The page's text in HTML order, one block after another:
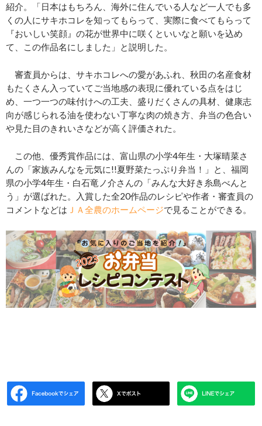
紹介。「日本はもちろん、海外に住んでいる人など一人でも多
くの人にサキホコレを知ってもらって、実際に食べてもらって
『おいしい笑顔』の花が世界中に咲くといいなと願いを込め
て、この作品名にしました」と説明した。
審査員からは、サキホコレへの愛があふれ、秋田の名産食材
もたくさん入っていてご当地感の表現に優れている点をはじ
め、一つ一つの味付けへの工夫、盛りだくさんの具材、健康志
向が感じられる油を使わない丁寧な肉の焼き方、弁当の色合い
や見た目のきれいさなどが高く評価された。
この他、優秀賞作品には、富山県の小学4年生・大塚晴菜さ
んの「家族みんなを元気に!!夏野菜たっぷり弁当！」と、福岡
県の小学4年生・白石竜ノ介さんの「みんな大好き糸島べんと
う」が選ばれた。入賞した全20作品のレシピや作者・審査員の
コメントなどは ＪＡ全農のホームページで見ることができる。